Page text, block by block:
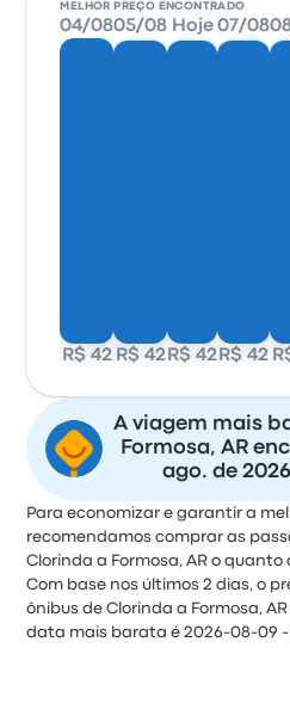
MELHOR PREÇO ENCONTRADO
04/08
R$ 42
05/08
R$ 42
Hoje
R$ 42
07/08
R$ 42
A viagem mais
Formosa, AR
ago. de
Para economizar e garantir a
recomendamos comprar as
Clorinda a Formosa, AR o quanto
Com base nos últimos 2 dias, o
ônibus de Clorinda a Formosa,
data mais barata é 2026-08-09 -